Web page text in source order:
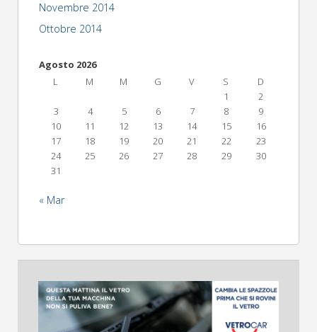
Novembre 2014
Ottobre 2014
Agosto 2026
L
M M G V S
D
1
2
3
4 5 6 7 8
9
10
11 12 13 14 15
16
17
18 19 20 21 22
23
24
25 26 27 28 29
30
31
« Mar